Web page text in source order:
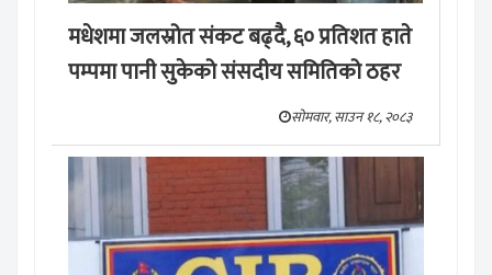
मधेशमा जलस्रोत संकट बढ्दै, ६० प्रतिशत हाते
पम्पमा पानी सुकेको संसदीय समितिको ठहर
सोमवार, साउन १८, २०८३